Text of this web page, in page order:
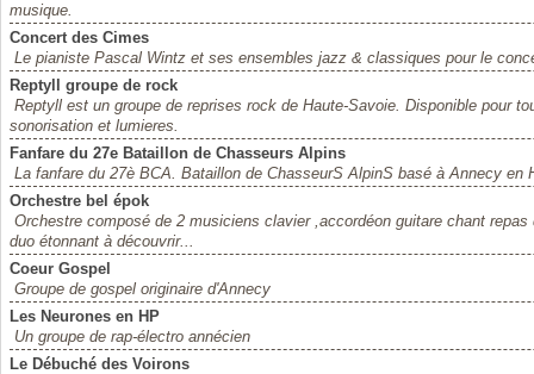
musique.
Concert des Cimes
Le pianiste Pascal Wintz et ses ensembles jazz & classiques pour le
Reptyll groupe de rock
Reptyll est un groupe de reprises rock de Haute-Savoie. Disponible pour
sonorisation et lumieres.
Fanfare du 27e Bataillon de Chasseurs Alpins
La fanfare du 27è BCA. Bataillon de ChasseurS AlpinS basé à Annecy en
Orchestre bel épok
Orchestre composé de 2 musiciens clavier ,accordéon guitare chant
duo étonnant à découvrir...
Coeur Gospel
Groupe de gospel originaire d'Annecy
Les Neurones en HP
Un groupe de rap-électro annécien
Le Débuché des Voirons